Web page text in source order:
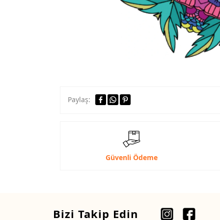
Paylaş:
Güvenli Ödeme
Bizi Takip Edin